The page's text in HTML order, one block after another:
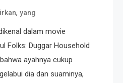
, yang
dalam movie
Folks: Duggar Household
ayahnya cukup
dia dan suaminya,